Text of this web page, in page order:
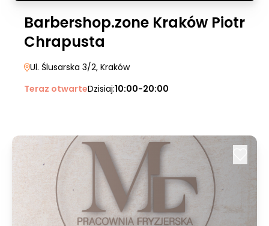
Barbershop.zone Kraków Piotr
Chrapusta
Ul. Ślusarska 3/2, Kraków
Teraz otwarteDzisiaj:10:00-20:00